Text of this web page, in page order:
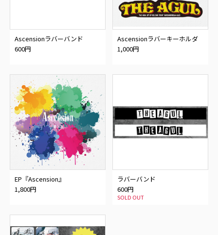
Ascensionラバーバンド
600円
Ascensionラバーキーホルダ
ー
1,000円
EP『Ascension』
1,800円
ラバーバンド
600円
SOLD OUT